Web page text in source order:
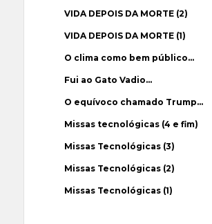
VIDA DEPOIS DA MORTE (2)
VIDA DEPOIS DA MORTE (1)
O clima como bem público…
Fui ao Gato Vadio…
O equívoco chamado Trump…
Missas tecnológicas (4 e fim)
Missas Tecnológicas (3)
Missas Tecnológicas (2)
Missas Tecnológicas (1)